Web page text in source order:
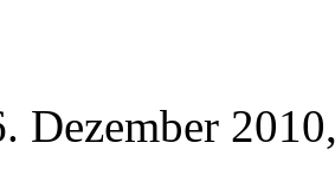
Dezember